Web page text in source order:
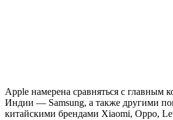
Apple намерена сравняться с главным
Индии — Samsung, а также другими
китайскими брендами Xiaomi, Oppo,